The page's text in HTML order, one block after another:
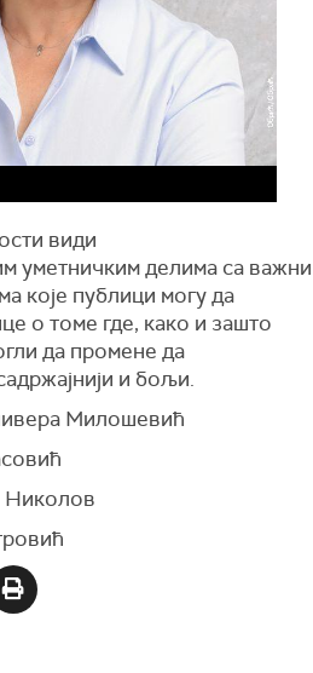
види
уметничким делима са
које публици могу да
о томе где, како и зашто
да промене да
и бољи.
Милошевић
Николов